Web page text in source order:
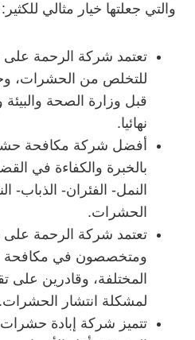
والتي جعلتها خيار مثالي للكثير:
تعتمد شركة الرحمة على
للتخلص من الحشرات،
قبل وزارة الصحة
نهائيا.
أفضل شركة مكافحة
بالخبرة والكفاءة في
النمل- الفئران- الذباب-
الحشرات.
تعتمد شركة الرحمة على
ومتخصصون في مكافحة
المختلفة، وقادرين على
لمشكلة انتشار الحشرات.
تتميز شركة إبادة حشرات